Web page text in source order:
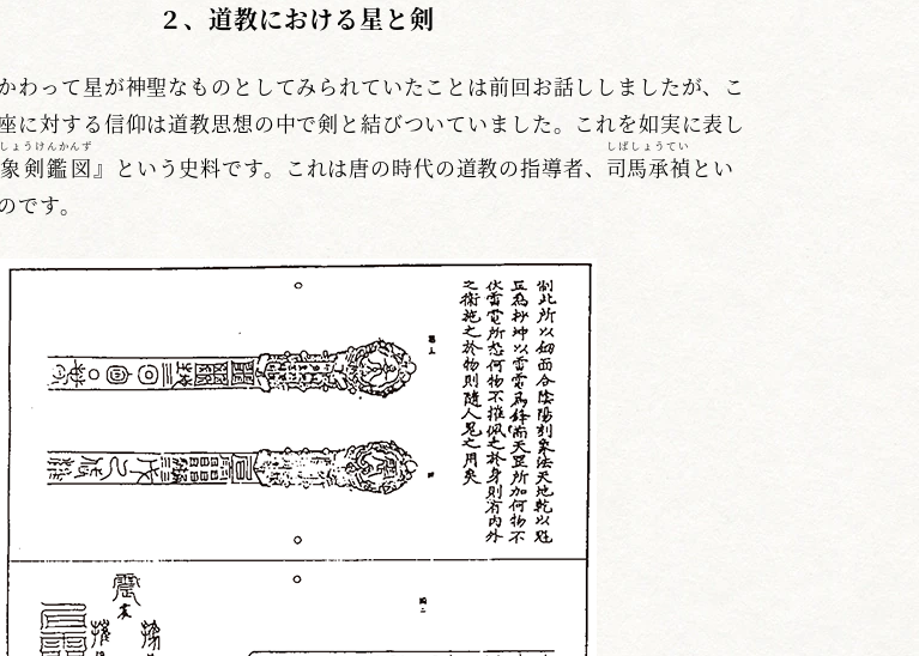
２、道教における星と剣
わって星が神聖なものとしてみられていたことは前回お話ししましたが、こ
に対する信仰は道教思想の中で剣と結びついていました。これを如実に表し
剣鑑図
ょうけんかんず
』という史料です。これは唐の時代の道教の指導者、 司馬承禎
しばしょうてい
とい
です。